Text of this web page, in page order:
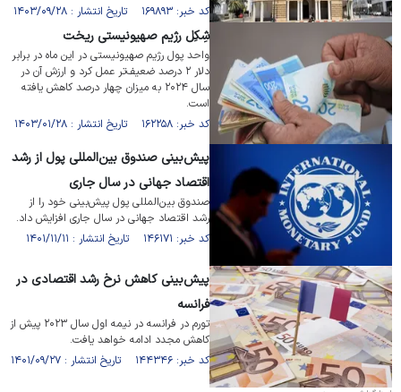
کد خبر: ۱۶۹۸۹۳ تاریخ انتشار : ۱۴۰۳/۰۹/۲۸
شِکِل رژیم صهیونیستی ریخت
واحد پول رژیم صهیونیستی در این ماه در برابر
دلار ۲ درصد ضعیف‌تر عمل کرد و ارزش آن در
سال ۲۰۲۴ به میزان چهار درصد کاهش یافته
است.
کد خبر: ۱۶۲۲۵۸ تاریخ انتشار : ۱۴۰۳/۰۱/۲۸
پیش‌بینی صندوق بین‌المللی پول از رشد
اقتصاد جهانی در سال جاری
صندوق بین‌المللی پول پیش‌بینی خود را از
رشد اقتصاد جهانی در سال جاری افزایش داد.
کد خبر: ۱۴۶۱۷۱ تاریخ انتشار : ۱۴۰۱/۱۱/۱۱
پیش‌بینی کاهش نرخ رشد اقتصادی در
فرانسه
تورم در فرانسه در نیمه اول سال ۲۰۲۳ پیش از
کاهش مجدد ادامه خواهد یافت.
کد خبر: ۱۴۴۳۴۶ تاریخ انتشار : ۱۴۰۱/۰۹/۲۷